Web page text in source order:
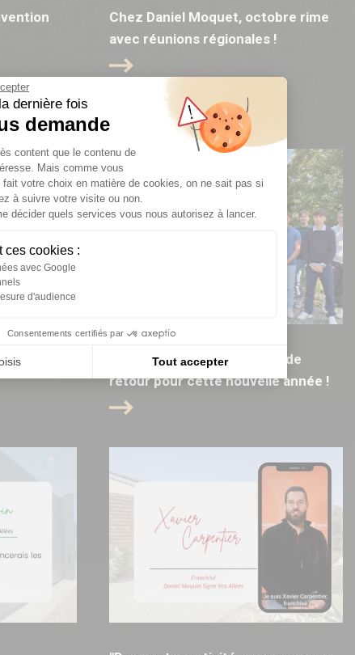
dernière fois
demande
de Gestion du Consentement :
content que le contenu de
Mais comme vous
fait votre choix en matière de cookies, on ne sait pas si
à suivre votre visite ou non.
décider quels services vous nous autorisez à lancer.
ces cookies :
avec Google
d'audience
Consentements certifiés par
Tout accepter
Chez Daniel Moquet, octobre rime
avec réunions régionales !
pour nos
Le Bachelor DM School est de
retour pour cette nouvelle année !